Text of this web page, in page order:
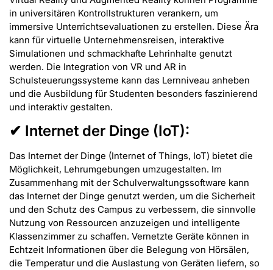
in universitären Kontrollstrukturen verankern, um
immersive Unterrichtsevaluationen zu erstellen. Diese Ära
kann für virtuelle Unternehmensreisen, interaktive
Simulationen und schmackhafte Lehrinhalte genutzt
werden. Die Integration von VR und AR in
Schulsteuerungssysteme kann das Lernniveau anheben
und die Ausbildung für Studenten besonders faszinierend
und interaktiv gestalten.
✔ Internet der Dinge (IoT):
Das Internet der Dinge (Internet of Things, IoT) bietet die
Möglichkeit, Lehrumgebungen umzugestalten. Im
Zusammenhang mit der Schulverwaltungssoftware kann
das Internet der Dinge genutzt werden, um die Sicherheit
und den Schutz des Campus zu verbessern, die sinnvolle
Nutzung von Ressourcen anzuzeigen und intelligente
Klassenzimmer zu schaffen. Vernetzte Geräte können in
Echtzeit Informationen über die Belegung von Hörsälen,
die Temperatur und die Auslastung von Geräten liefern, so